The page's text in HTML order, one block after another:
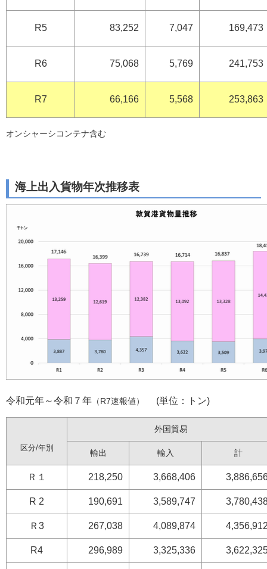
R5 83,252 7,047 169,473
R6 75,068 5,769 241,753
R7 66,166 5,568 253,863
オンシャーシコンテナ含む
海上出入貨物年次推移表
令和元年～令和７年 （R7速報値） (単位：トン)
区分/年別
外国貿易
輸出 輸入 計
Ｒ１ 218,250 3,668,406
R 2 190,691 3,589,747
Ｒ3 267,038 4,089,874
R4 296,989 3,325,336